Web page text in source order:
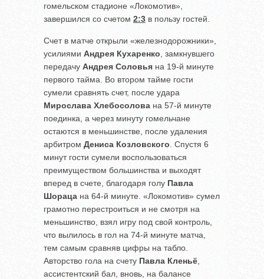
гомельском стадионе «Локомотив»,
завершился со счетом 2:3 в пользу гостей.
Счет в матче открыли «железнодорожники»,
усилиями Андрея Кухаренко , замкнувшего
передачу Андрея Соловья на 19-й минуте
первого тайма. Во втором тайме гости
сумели сравнять счет, после удара
Мирослава Хлебосолова на 57-й минуте
поединка, а через минуту гомельчане
остаются в меньшинстве, после удаления
арбитром Дениса Козловского . Спустя 6
минут гости сумели воспользоваться
преимуществом большинства и выходят
вперед в счете, благодаря голу Павла
Шораца на 64-й минуте. «Локомотив» сумел
грамотно перестроиться и не смотря на
меньшинство, взял игру под свой контроль,
что вылилось в гол на 74-й минуте матча,
тем самым сравняв цифры на табло.
Авторство гола на счету Павла Кленьё
ассистентский бал, вновь, на балансе